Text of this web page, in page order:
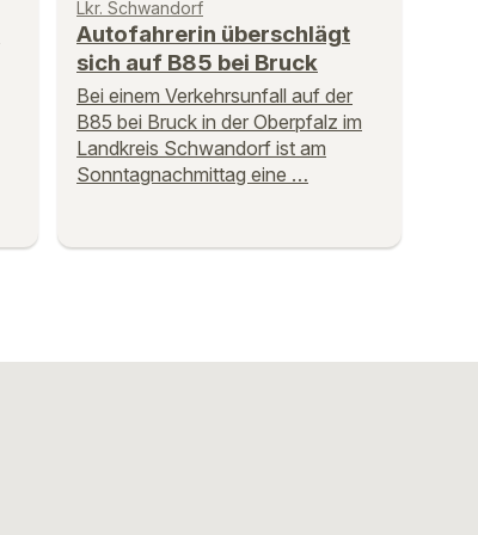
Lkr. Schwandorf
Autofahrerin überschlägt
sich auf B85 bei Bruck
Bei einem Verkehrsunfall auf der
B85 bei Bruck in der Oberpfalz im
Landkreis Schwandorf ist am
Sonntagnachmittag eine …